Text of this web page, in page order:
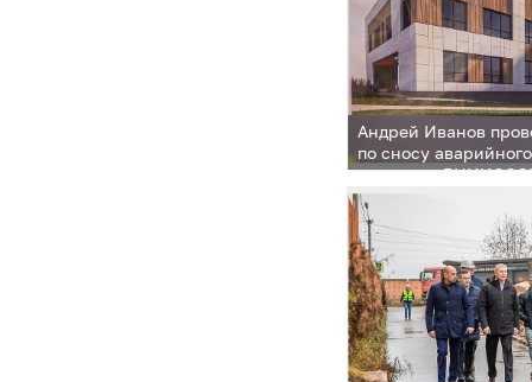
Андрей Иванов
по сносу
в поселке